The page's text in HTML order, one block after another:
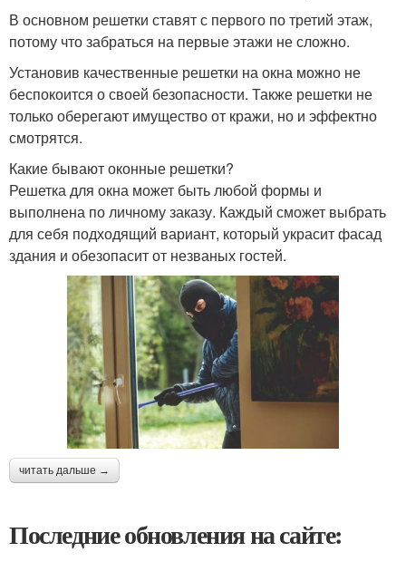
В основном решетки ставят с первого по третий этаж,
потому что забраться на первые этажи не сложно.
Установив качественные решетки на окна можно не
беспокоится о своей безопасности. Также решетки не
только оберегают имущество от кражи, но и эффектно
смотрятся.
Какие бывают оконные решетки?
Решетка для окна может быть любой формы и
выполнена по личному заказу. Каждый сможет выбрать
для себя подходящий вариант, который украсит фасад
здания и обезопасит от незваных гостей.
читать дальше →
Последние обновления на сайте: